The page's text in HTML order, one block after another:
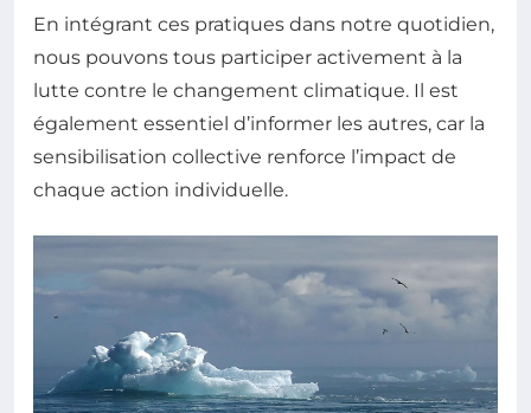
En intégrant ces pratiques dans notre quotidien,
nous pouvons tous participer activement à la
lutte contre le changement climatique. Il est
également essentiel d’informer les autres, car la
sensibilisation collective renforce l’impact de
chaque action individuelle.